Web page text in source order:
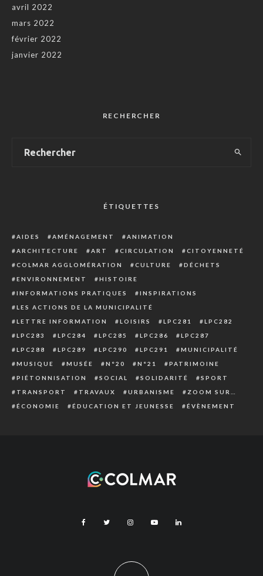
avril 2022
mars 2022
février 2022
janvier 2022
RECHERCHER
ÉTIQUETTES
AIDES AMÉNAGEMENT
ANIMATION
ARCHITECTURE
ART CIRCULATION
CITOYENNETÉ
COLMAR AGGLOMÉRATION
CULTURE
DÉCHETS
ENVIRONNEMENT
HISTOIRE
INFORMATIONS PRATIQUES
INSPIRATIONS
LES ACTIONS DE LA MUNICIPALITÉ
LETTRE INFORMATION
LOISIRS LPC281
LPC282
LPC283
LPC284 LPC285 LPC286
LPC287
LPC288
LPC289 LPC290 LPC291
MUNICIPALITÉ
MUSIQUE
MUSÉE N°20 N°21
PATRIMOINE
PIÉTONNISATION
SOCIAL SOLIDARITÉ
SPORT
TRANSPORT
TRAVAUX URBANISME
ZOOM SUR…
ÉCONOMIE
ÉDUCATION ET JEUNESSE ÉVÈNEMENT